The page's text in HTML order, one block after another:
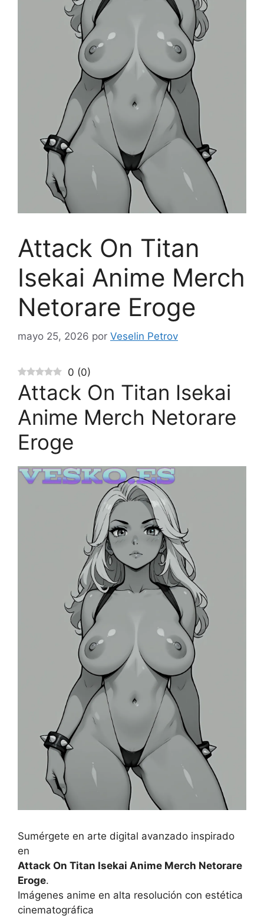
Attack On Titan
Isekai Anime Merch
Netorare Eroge
mayo 25, 2026 por Veselin Petrov
0 (0)
Attack On Titan Isekai
Anime Merch Netorare
Eroge
Sumérgete en arte digital avanzado inspirado
en
Attack On Titan Isekai Anime Merch Netorare
Eroge.
Imágenes anime en alta resolución con estética
cinematográfica